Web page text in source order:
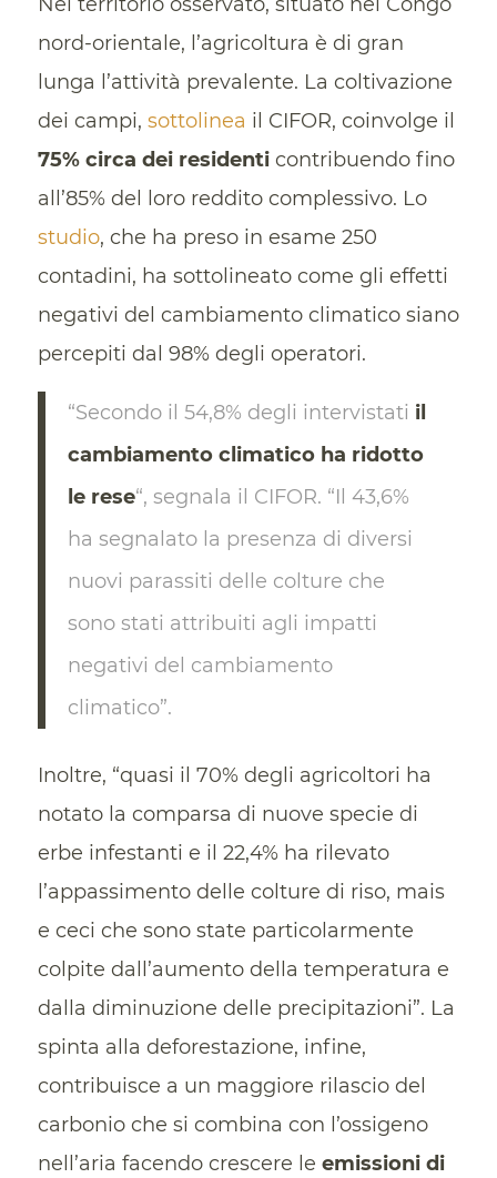
Nel territorio osservato, situato nel Congo
nord-orientale, l’agricoltura è di gran
lunga l’attività prevalente. La coltivazione
dei campi, sottolinea il CIFOR, coinvolge il
75% circa dei residenticontribuendo fino
all’85% del loro reddito complessivo. Lo
studio, che ha preso in esame 250
contadini, ha sottolineato come gli effetti
negativi del cambiamento climatico siano
percepiti dal 98% degli operatori.
“Secondo il 54,8% degli intervistati il
cambiamento climatico ha ridotto
le rese“, segnala il CIFOR. “Il 43,6%
ha segnalato la presenza di diversi
nuovi parassiti delle colture che
sono stati attribuiti agli impatti
negativi del cambiamento
climatico”.
Inoltre, “quasi il 70% degli agricoltori ha
notato la comparsa di nuove specie di
erbe infestanti e il 22,4% ha rilevato
l’appassimento delle colture di riso, mais
e ceci che sono state particolarmente
colpite dall’aumento della temperatura e
dalla diminuzione delle precipitazioni”. La
spinta alla deforestazione, infine,
contribuisce a un maggiore rilascio del
carbonio che si combina con l’ossigeno
nell’aria facendo crescere le emissioni di